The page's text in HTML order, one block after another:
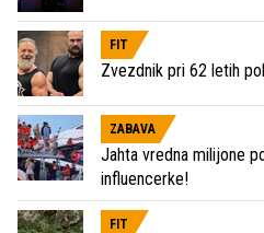
FIT
Zvezdnik pri 62 letih
ZABAVA
Jahta vredna milijone
influencerke!
FIT